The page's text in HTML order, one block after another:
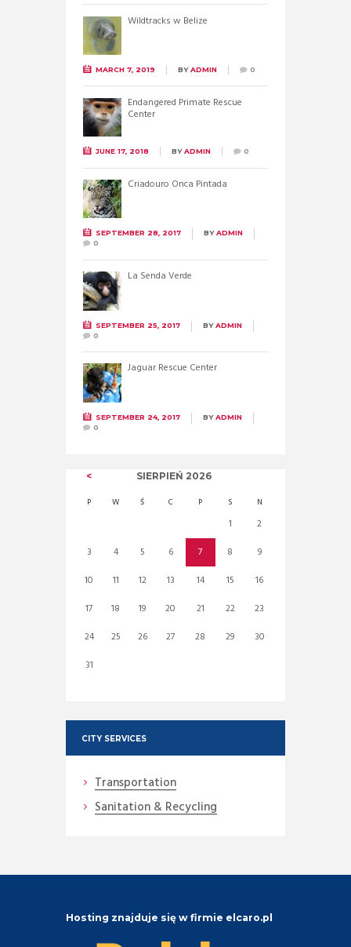
Wildtracks w Belize
MARCH 7, 2019 BYADMIN 0
Endangered Primate Rescue
Center
JUNE 17, 2018 BYADMIN 0
Criadouro Onca Pintada
SEPTEMBER 28, 2017 BYADMIN
0
La Senda Verde
SEPTEMBER 25, 2017 BYADMIN
0
Jaguar Rescue Center
SEPTEMBER 24, 2017 BYADMIN
0
SIERPIEŃ 2026
P W Ś C P S N
1
2
3
4 5 6 7 8
9
10
11 12 13 14 15
16
17
18 19 20 21 22
23
24
25 26 27 28 29
30
31
CITY SERVICES
Transportation
Sanitation & Recycling
Hosting znajduje się w firmie elcaro.pl